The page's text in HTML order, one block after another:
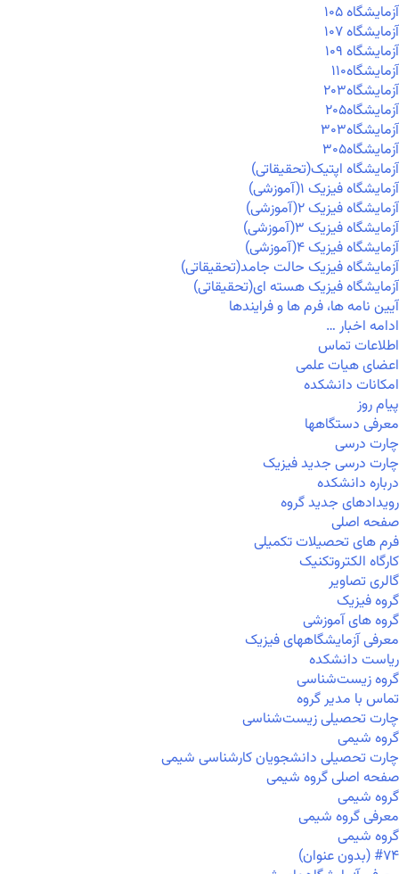
آزمايشگاه ۱۰۵
آزمايشگاه ۱۰۷
آزمايشگاه ۱۰۹
آزمايشگاه۱۱۰
آزمايشگاه۲۰۳
آزمايشگاه۲۰۵
آزمايشگاه۳۰۳
آزمايشگاه۳۰۵
آزمایشگاه اپتیک(تحقیقاتی)
آزمایشگاه فیزیک ۱(آموزشی)
آزمایشگاه فیزیک ۲(آموزشی)
آزمایشگاه فیزیک ۳(آموزشی)
آزمایشگاه فیزیک ۴(آموزشی)
آزمایشگاه فیزیک حالت جامد(تحقیقاتی)
آزمایشگاه فیزیک هسته ای(تحقیقاتی)
آیین نامه ها، فرم ها و فرایندها
ادامه اخبار …
اطلاعات تماس
اعضای هیات علمی
امکانات دانشکده
پیام روز
معرفی دستگاهها
چارت درسی
چارت درسی جدید فیزیک
درباره دانشکده
رویدادهای جدید گروه
صفحه اصلی
فرم های تحصیلات تکمیلی
کارگاه الکتروتکنیک
گالری تصاویر
گروه فیزیک
گروه های آموزشی
معرفی آزمایشگاههای فیزیک
ریاست دانشکده
گروه زیست‌شناسی
تماس با مدیر گروه
چارت تحصیلی زیست‌شناسی
گروه شیمی
چارت تحصیلی دانشجویان کارشناسی شیمی
صفحه اصلی گروه شیمی
گروه شیمی
معرفی گروه شیمی
گروه شیمی
#۷۴ (بدون عنوان)